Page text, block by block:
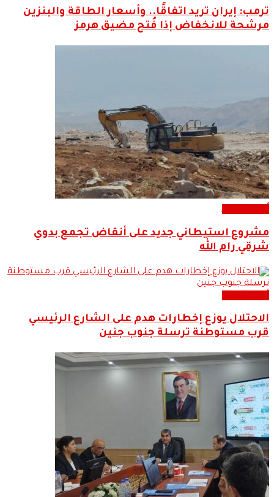
ترمب: إيران تريد اتفاقًا.. وأسعار الطاقة والبنزين
مرشحة للانخفاض إذا فُتح مضيق هرمز
مشروع استيطاني جديد على أنقاض تجمع بدوي
شرقي رام الله
الاحتلال يوزع إخطارات هدم على الشارع الرئيسي
قرب مستوطنة ترسلة جنوب جنين